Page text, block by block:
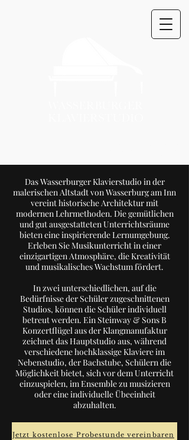
Das Wasserburger Klavierstudio in der
malerischen Altstadt von Wasserburg am Inn
vereint historische Architektur mit
modernen Lehrmethoden. Die gemütlichen
und gut ausgestatteten Unterrichtsräume
bieten eine inspirierende Lernumgebung.
Erleben Sie Musikunterricht in einer
einzigartigen Atmosphäre, die Kreativität
und musikalisches Wachstum fördert.
In zwei unterschiedlichen, auf die
Bedürfnisse der Schüler zugeschnittenen
Studios, können die Schüler individuell
betreut werden. Ein Steinway & Sons B
Konzertflügel aus der Klangmanufaktur
zeichnet das Hauptstudio aus, während
verschiedene hochklassige Klaviere im
Nebenstudio, der Bachstube, Schülern die
Möglichkeit bietet, sich vor dem Unterricht
einzuspielen, im Ensemble zu musizieren
oder eine individuelle Übeeinheit
abzuhalten.
Jetzt kostenlose Probestunde vereinbaren